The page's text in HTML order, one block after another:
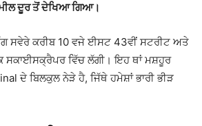
ਦੂਰ ਤੋਂ ਦੇਖਿਆ ਗਿਆ।
ਸਵੇਰੇ ਕਰੀਬ 10 ਵਜੇ ਈਸਟ 43ਵੀਂ ਸਟਰੀਟ ਅਤੇ
ਵਿੱਚ ਲੱਗੀ। ਇਹ ਥਾਂ ਮਸ਼ਹੂਰ
ਦੇ ਬਿਲਕੁਲ ਨੇੜੇ ਹੈ, ਜਿੱਥੇ ਹਮੇਸ਼ਾਂ ਭਾਰੀ ਭੀੜ